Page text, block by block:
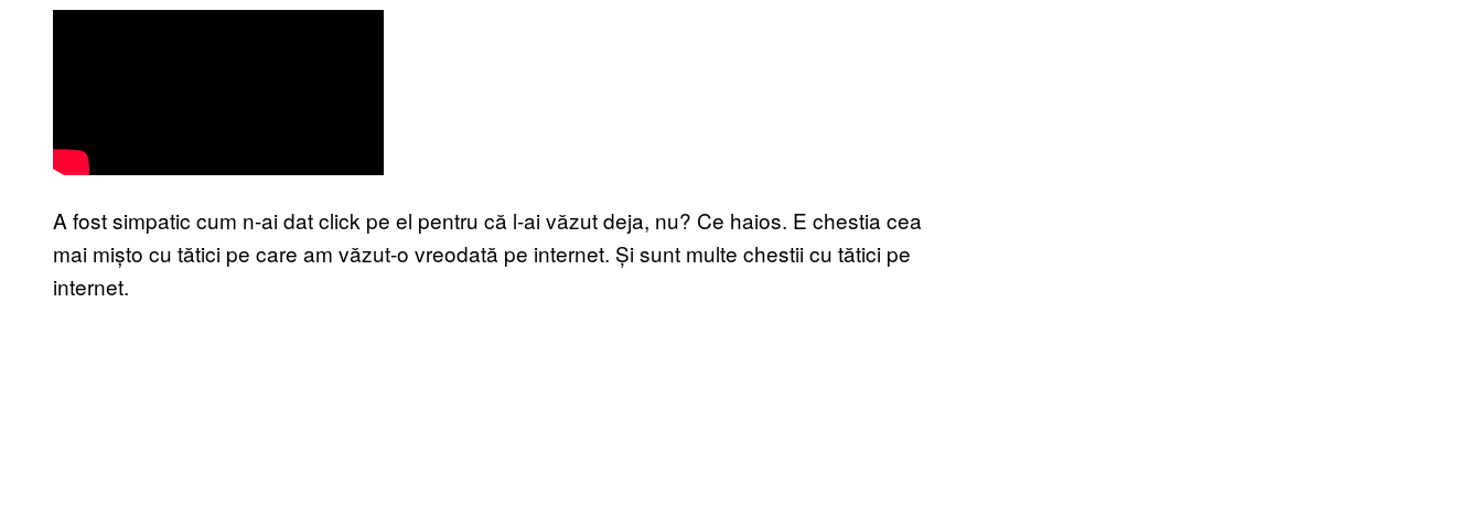
A fost simpatic cum n-ai dat click pe el pentru că l-ai văzut deja, nu? Ce haios. E chestia cea
mai mișto cu tătici pe care am văzut-o vreodată pe internet. Și sunt multe chestii cu tătici pe
internet.